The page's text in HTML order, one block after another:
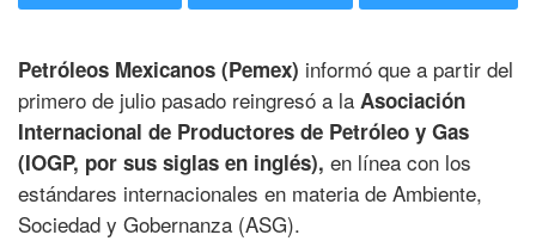
Petróleos Mexicanos (Pemex) informó que a partir del
primero de julio pasado reingresó a la Asociación
Internacional de Productores de Petróleo y Gas
(IOGP, por sus siglas en inglés), en línea con los
estándares internacionales en materia de Ambiente,
Sociedad y Gobernanza (ASG).